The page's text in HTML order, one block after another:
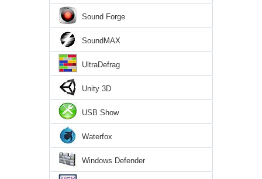
Sound Forge
SoundMAX
UltraDefrag
Unity 3D
USB Show
Waterfox
Windows Defender